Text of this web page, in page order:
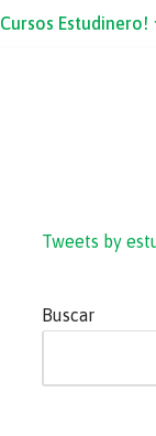
Cursos Estudinero!
Tweets by
Buscar